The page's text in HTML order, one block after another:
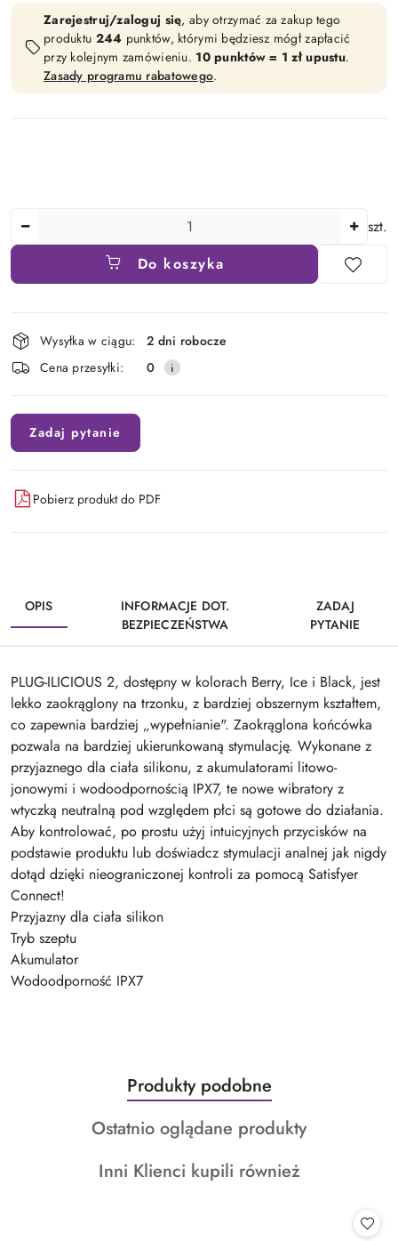
Zarejestruj/zaloguj się, aby otrzymać za zakup tego
produktu 244 punktów, którymi będziesz mógł zapłacić
przy kolejnym zamówieniu. 10 punktów = 1 zł upustu.
Zasady programu rabatowego.
szt.
Do koszyka
Dostępność
i
dostawa
Wysyłka w ciągu:
2 dni robocze
Cena przesyłki:
0
Zadaj pytanie
Pobierz produkt do PDF
OPIS
INFORMACJE DOT.
BEZPIECZEŃSTWA
ZADAJ
PYTANIE
PLUG-ILICIOUS 2, dostępny w kolorach Berry, Ice i Black, jest
lekko zaokrąglony na trzonku, z bardziej obszernym kształtem,
co zapewnia bardziej „wypełnianie". Zaokrąglona końcówka
pozwala na bardziej ukierunkowaną stymulację. Wykonane z
przyjaznego dla ciała silikonu, z akumulatorami litowo-
jonowymi i wodoodpornością IPX7, te nowe wibratory z
wtyczką neutralną pod względem płci są gotowe do działania.
Aby kontrolować, po prostu użyj intuicyjnych przycisków na
podstawie produktu lub doświadcz stymulacji analnej jak nigdy
dotąd dzięki nieograniczonej kontroli za pomocą Satisfyer
Connect!
Przyjazny dla ciała silikon
Tryb szeptu
Akumulator
Wodoodporność IPX7
Pomiń karuzelę produktów
Produkty
o
statusie:
Produkty podobne
Produkty
statusie:
Ostatnio oglądane produkty
Produkty
Inni Klienci kupili również